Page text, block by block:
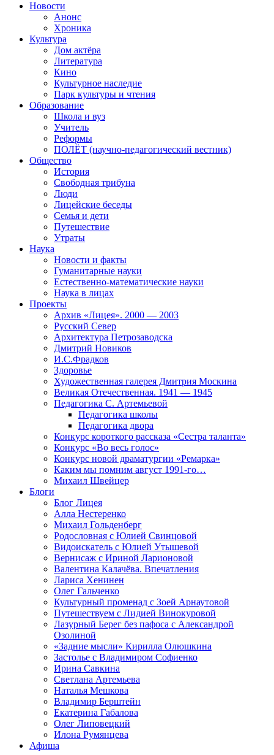
Новости
Анонс
Хроника
Культура
Дом актёра
Литература
Кино
Культурное наследие
Парк культуры и чтения
Образование
Школа и вуз
Учитель
Реформы
ПОЛЁТ (научно-педагогический вестник)
Общество
История
Свободная трибуна
Люди
Лицейские беседы
Семья и дети
Путешествие
Утраты
Наука
Новости и факты
Гуманитарные науки
Естественно-математические науки
Наука в лицах
Проекты
Архив «Лицея». 2000 — 2003
Русский Север
Архитектура Петрозаводска
Дмитрий Новиков
И.С.Фрадков
Здоровье
Художественная галерея Дмитрия Москина
Великая Отечественная. 1941 — 1945
Педагогика С. Артемьевой
Педагогика школы
Педагогика двора
Конкурс короткого рассказа «Сестра таланта»
Конкурс «Во весь голос»
Конкурс новой драматургии «Ремарка»
Каким мы помним август 1991-го…
Михаил Швейцер
Блоги
Блог Лицея
Алла Нестеренко
Михаил Гольденберг
Родословная с Юлией Свинцовой
Видоискатель с Юлией Утышевой
Вернисаж с Ириной Ларионовой
Валентина Калачёва. Впечатления
Лариса Хенинен
Олег Гальченко
Культурный променад с Зоей Арнаутовой
Путешествуем с Лидией Винокуровой
Лазурный Берег без пафоса с Александрой
Озолиной
«Задние мысли» Кирилла Олюшкина
Застолье с Владимиром Софиенко
Ирина Савкина
Светлана Артемьева
Наталья Мешкова
Владимир Берштейн
Екатерина Габалова
Олег Липовецкий
Илона Румянцева
Афиша